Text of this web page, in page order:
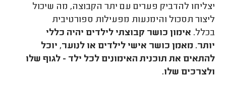
יצליחו להדביק פערים עם יתר הקבוצה, מה שיכול
ליצור תסכול והימנעות מפעילות ספורטיבית
בכלל. אימון כושר קבוצתי לילדים יהיה כללי
יותר. מאמן כושר אישי לילדים או לנוער, יוכל
להתאים את תוכנית האימונים לכל ילד - לגוף שלו
ולצרכים שלו.